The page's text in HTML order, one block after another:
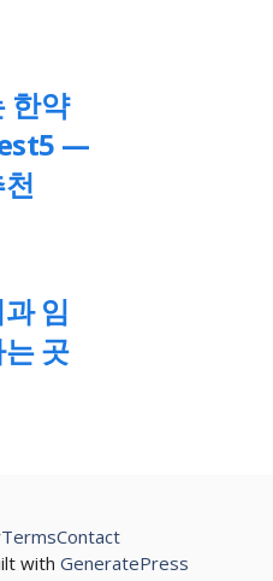
한약
—
임
곳
with GeneratePress
TermsContact